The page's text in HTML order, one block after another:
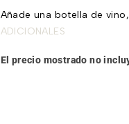
Añade una botella de
ADICIONALES
El precio mostrado no